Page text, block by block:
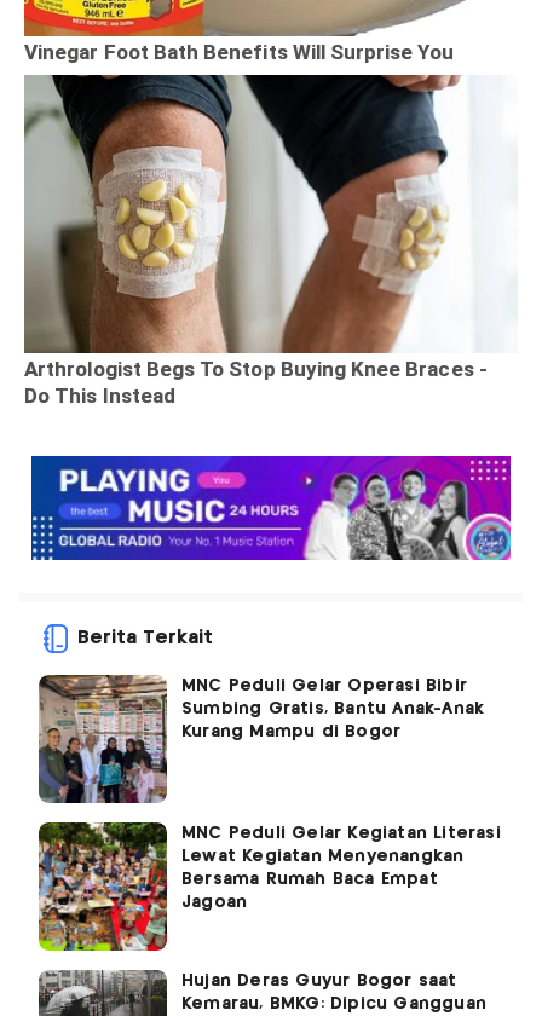
Berita Terkait
MNC Peduli Gelar Operasi Bibir
Sumbing Gratis, Bantu Anak-Anak
Kurang Mampu di Bogor
MNC Peduli Gelar Kegiatan Literasi
Lewat Kegiatan Menyenangkan
Bersama Rumah Baca Empat
Jagoan
Hujan Deras Guyur Bogor saat
Kemarau, BMKG: Dipicu Gangguan